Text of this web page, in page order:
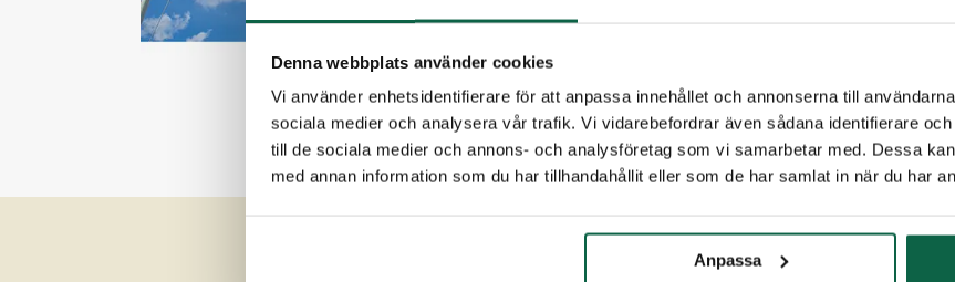
Denna webbplats använder cookies
Vi använder enhetsidentifierare för att anpassa innehållet och annonserna till
sociala medier och analysera vår trafik. Vi vidarebefordrar även sådana identifierare
till de sociala medier och annons- och analysföretag som vi samarbetar med. Dessa
med annan information som du har tillhandahållit eller som de har samlat in när du har
Anpassa
Höjd
1200